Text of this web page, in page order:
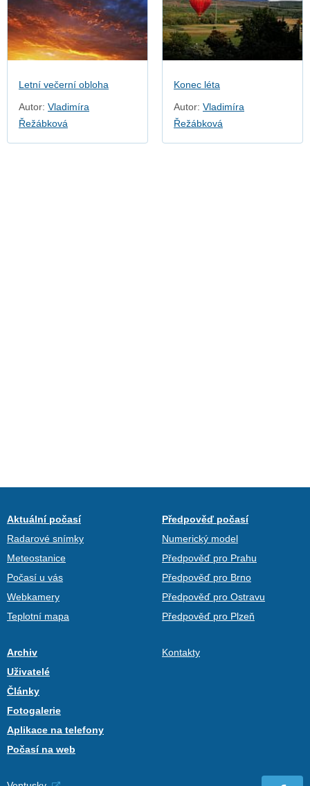
Letní večerní obloha
Autor: Vladimíra
Řežábková
Konec léta
Autor: Vladimíra
Řežábková
Aktuální počasí
Radarové snímky
Meteostanice
Počasí u vás
Webkamery
Teplotní mapa
Předpověď počasí
Numerický model
Předpověď pro Prahu
Předpověď pro Brno
Předpověď pro Ostravu
Předpověď pro Plzeň
Archiv
Uživatelé
Články
Fotogalerie
Aplikace na telefony
Počasí na web
Kontakty